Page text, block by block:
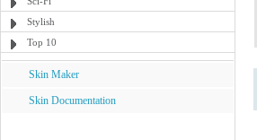
Stylish
Top 10
Skin Maker
Skin Documentation